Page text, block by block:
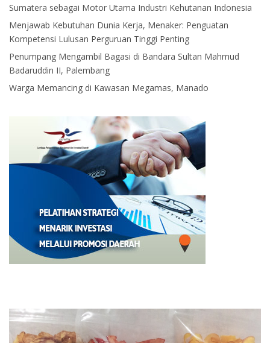
Sumatera sebagai Motor Utama Industri Kehutanan Indonesia
Menjawab Kebutuhan Dunia Kerja, Menaker: Penguatan
Kompetensi Lulusan Perguruan Tinggi Penting
Penumpang Mengambil Bagasi di Bandara Sultan Mahmud
Badaruddin II, Palembang
Warga Memancing di Kawasan Megamas, Manado